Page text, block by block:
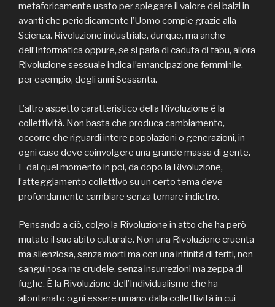
metaforicamente usato per spiegare il valore dei balzi in
avanti che periodicamente l’Uomo compie grazie alla
Scienza. Rivoluzione industriale, dunque, ma anche
dell’Informatica oppure, se si parla di caduta di tabu, allora
Rivoluzione sessuale indica l’emancipazione femminile,
per esempio, degli anni Sessanta.
L’altro aspetto caratteristico della Rivoluzione è la
collettività. Non basta che produca cambiamento,
occorre che riguardi intere popolazioni o generazioni, in
ogni caso deve coinvolgere una grande massa di gente.
E dal quel momento in poi, da dopo la Rivoluzione,
l’atteggiamento collettivo su un certo tema deve
profondamente cambiare senza tornare indietro.
Pensando a ciò, colgo la Rivoluzione in atto che ha però
mutato il suo abito culturale. Non una Rivoluzione cruenta
ma silenziosa, senza morti ma con una infinità di feriti, non
sanguinosa ma crudele, senza insurrezioni ma zeppa di
fughe. È la Rivoluzione dell’Individualismo che ha
allontanato ogni essere umano dalla collettività in cui